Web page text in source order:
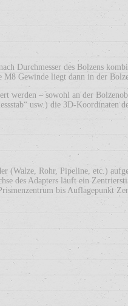
Durchmesser des Bolzens
Gewinde liegt dann in der
– sowohl an der
usw.) die 3D-Koordinaten
(Walze, Rohr, Pipeline, etc.)
des Adapters läuft ein
bis Auflagepunkt